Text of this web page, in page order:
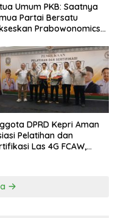
Umum PKB: Saatnya
Partai Bersatu
Prabowonomics
DPRD Kepri Aman
Pelatihan dan
Las 4G FCAW,